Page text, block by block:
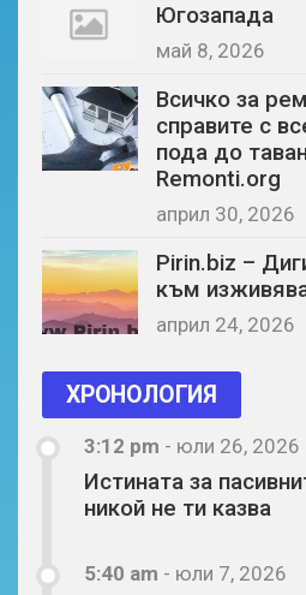
Югозапада
май 8, 2026
Всичко за
справите с
пода до
Remonti.org
април 30, 2026
Pirin.biz –
към
април 24, 2026
ХРОНОЛОГИЯ
3:12 pm - юли 26, 2026
Истината за
никой не ти казва
5:40 am - юли 7, 2026